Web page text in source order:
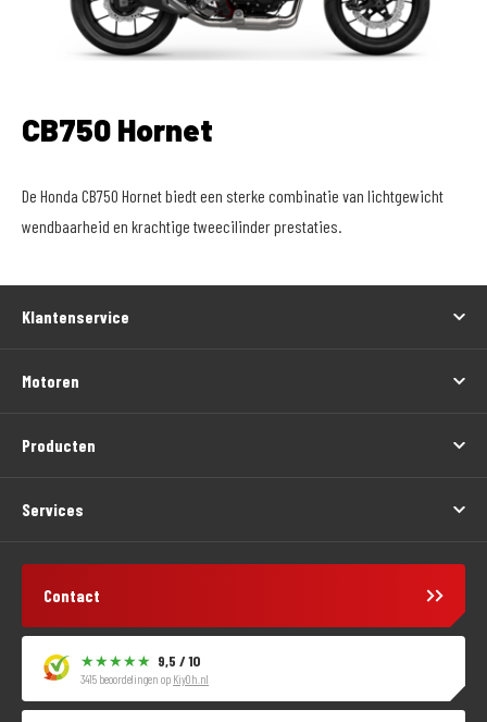
CB750 Hornet
De Honda CB750 Hornet biedt een sterke combinatie van lichtgewicht
wendbaarheid en krachtige tweecilinder prestaties.
Klantenservice
Motoren
Producten
Services
Contact
9,5 / 10
3415 beoordelingen op KiyOh.nl